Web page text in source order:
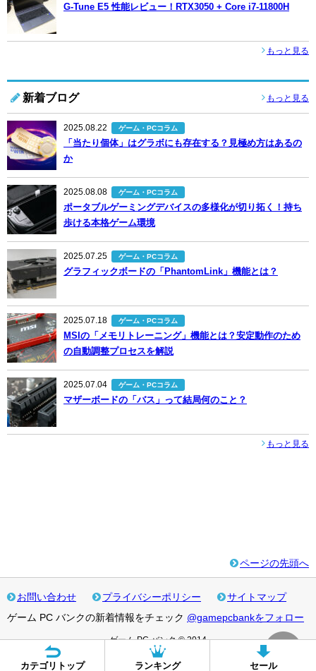
G-Tune E5 性能レビュー！RTX3050 + Core i7-11800H
もっと見る
新着ブログ もっと見る
2025.08.22 ゲーム・PCコラム
「当たり個体」はグラボにも存在する？見極め方はあるの
か
2025.08.08 ゲーム・PCコラム
ポータブルゲーミングデバイスの多様化が切り拓く！持ち
歩ける本格ゲーム環境
2025.07.25 ゲーム・PCコラム
グラフィックボードの「PhantomLink」機能とは？
2025.07.18 ゲーム・PCコラム
MSIの「メモリトレーニング」機能とは？安定動作のため
の自動調整プロセスを解説
2025.07.04 ゲーム・PCコラム
マザーボードの「バス」って結局何のこと？
もっと見る
ページの先頭へ
お問い合わせ プライバシーポリシー
サイトマップ
ゲーム PC バンクの新着情報をチェック @gamepcbankをフォロー
ゲーム PC バンク © 2014
カテゴリトップ ランキング セール